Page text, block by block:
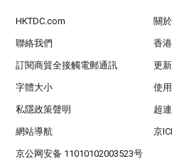
HKTDC.com 關
聯絡我們 香
訂閱商貿全接觸電郵通訊 更
字體大小 使
私隱政策聲明 超
網站導航 京
京公网安备 11010102003523号